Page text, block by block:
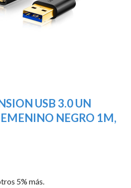
USB 3.0 UN
NEGRO 1M,
5% más.